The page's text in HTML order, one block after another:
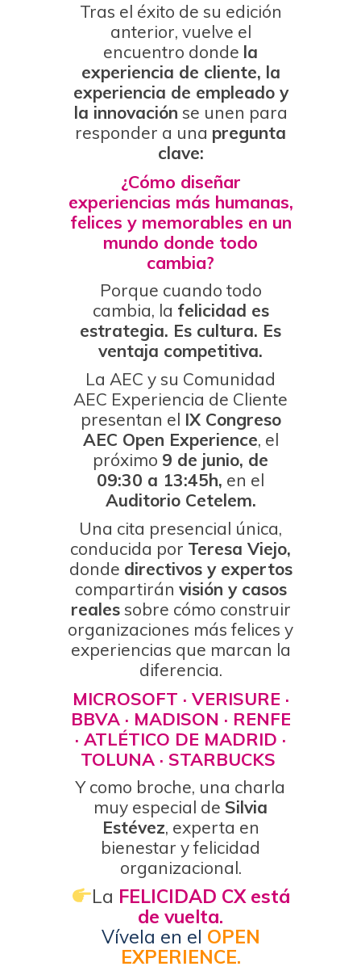
Tras el éxito de su edición
anterior, vuelve el
encuentro donde la
experiencia de cliente, la
experiencia de empleado y
la innovación se unen para
responder a una pregunta
clave:
¿Cómo diseñar
experiencias más humanas,
felices y memorables en un
mundo donde todo
cambia?
Porque cuando todo
cambia, la felicidad es
estrategia. Es cultura. Es
ventaja competitiva.
La AEC y su Comunidad
AEC Experiencia de Cliente
presentan el IX Congreso
AEC Open Experience, el
próximo 9 de junio, de
09:30 a 13:45h, en el
Auditorio Cetelem.
Una cita presencial única,
conducida por Teresa Viejo,
donde directivos y expertos
compartirán visión y casos
realessobre cómo construir
organizaciones más felices y
experiencias que marcan la
diferencia.
MICROSOFT · VERISURE ·
BBVA · MADISON · RENFE
· ATLÉTICO DE MADRID ·
TOLUNA · STARBUCKS
Y como broche, una charla
muy especial de Silvia
Estévez, experta en
bienestar y felicidad
organizacional.
La FELICIDAD CX está
de vuelta.
Vívela en el OPEN
EXPERIENCE.